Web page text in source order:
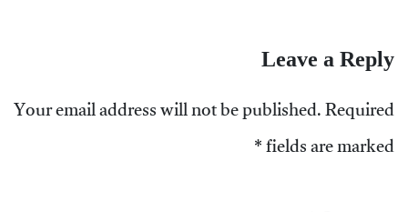
Leave a Reply
Your email address will not be published.Required
fields are marked
*